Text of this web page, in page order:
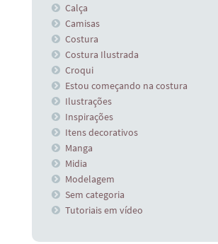
Calça
Camisas
Costura
Costura Ilustrada
Croqui
Estou começando na costura
Ilustrações
Inspirações
Itens decorativos
Manga
Midia
Modelagem
Sem categoria
Tutoriais em vídeo